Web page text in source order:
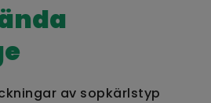
av sopkärlstyp